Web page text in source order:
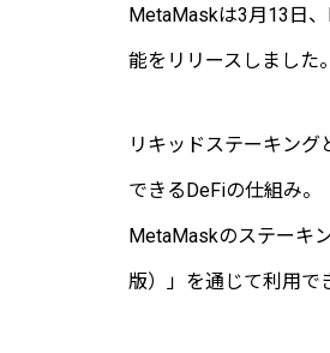
MetaMaskは3月13日
能をリリースしました。
リキッドステーキン
できるDeFiの仕組み。
MetaMaskのステーキ
版）」を通じて利用で